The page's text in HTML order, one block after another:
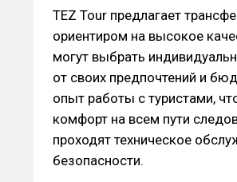
TEZ Tour предлагает
ориентиром на высокое
могут выбрать
от своих предпочтений и
опыт работы с туристами,
комфорт на всем пути
проходят техническое
безопасности.